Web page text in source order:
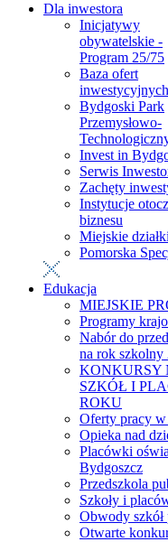
Dla inwestora
Inicjatywy
obywatelskie -
Program 25/75
Baza ofert
inwestycyjnych
Bydgoski Park
Przemysłowo-
Invest in
Serwis
Zachęty
Instytucje
biznesu
Miejskie działki
Pomorska
Edukacja
MIEJSKIE
Programy
Nabór do
na rok szkolny
KONKURSY
SZKÓŁ I
ROKU
Oferty pracy
Opieka nad
Placówki
Bydgoszcz
Przedszkola
Szkoły i
Obwody
Otwarte